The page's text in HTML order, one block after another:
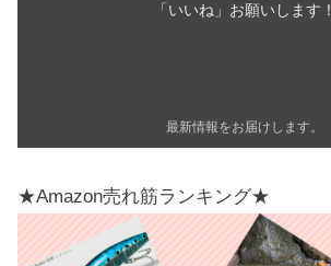
「いいね」お願いします！
最新情報をお届けします。
★Amazon売れ筋ランキング★